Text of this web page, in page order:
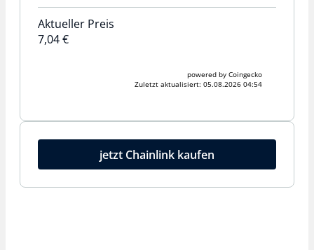
Aktueller Preis
7,04 €
powered by Coingecko
Zuletzt aktualisiert: 05.08.2026 04:54
jetzt Chainlink kaufen